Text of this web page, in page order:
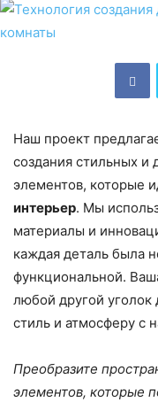
Наш проект
создания стильных и
элементов, которые
интерьер. Мы
материалы и
каждая деталь была
функциональной.
любой другой
стиль и атмосферу с
Преобразите
элементов, которые